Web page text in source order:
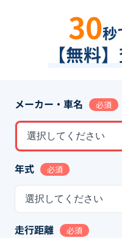
30秒
【無料
メーカー・車名 必須
選択してください
年式 必須
選択してください
走行距離 必須